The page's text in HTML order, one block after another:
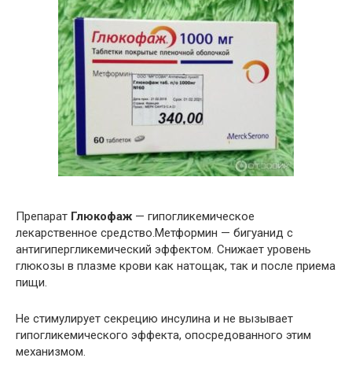
Препарат Глюкофаж — гипогликемическое
лекарственное средство.Метформин — бигуанид с
антигипергликемический эффектом. Снижает уровень
глюкозы в плазме крови как натощак, так и после приема
пищи.
Не стимулирует секрецию инсулина и не вызывает
гипогликемического эффекта, опосредованного этим
механизмом.